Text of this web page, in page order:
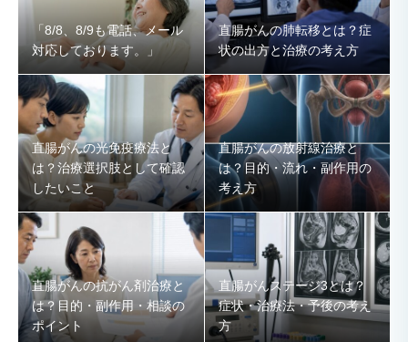
「8/8、8/9も電話、メール
対応しております。」
直腸がんの肺転移とは？症
状の出方と治療の考え方
直腸がんの光免疫療法と
は？治療選択肢として確認
したいこと
直腸がんの放射線治療と
は？目的・流れ・副作用の
考え方
直腸がんの抗がん剤治療と
は？目的・副作用・相談の
ポイント
直腸がんステージ3とは？
症状・治療法・予後の考え
方